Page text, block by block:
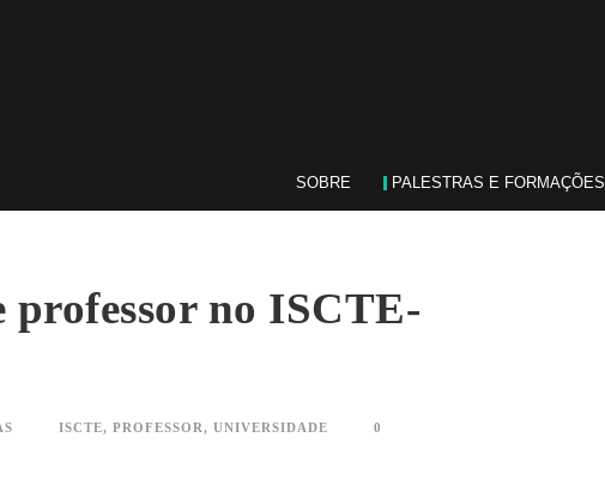
SOBRE PALESTRAS E FORMAÇÕES
professor no ISCTE-
ISCTE, PROFESSOR, UNIVERSIDADE 0